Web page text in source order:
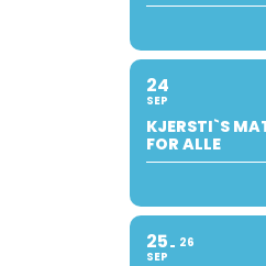
24
SEP
KJERSTI`S
FOR ALLE
25
SEP
26